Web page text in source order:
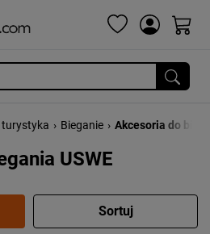
turystyka › Bieganie › Akcesoria do
USWE